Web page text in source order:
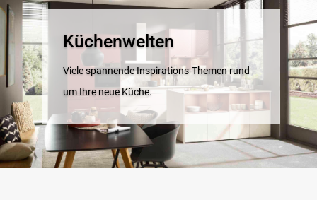
Küchenwelten
Viele spannende Inspirations-Themen rund
um Ihre neue Küche.